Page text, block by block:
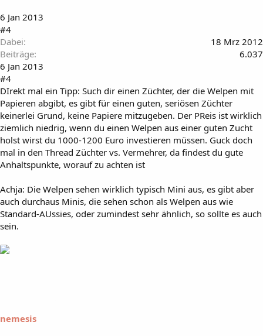
6 Jan 2013
#4
Dabei
18 Mrz 2012
Beiträge
6.037
6 Jan 2013
#4
DIrekt mal ein Tipp: Such dir einen Züchter, der die Welpen mit
Papieren abgibt, es gibt für einen guten, seriösen Züchter
keinerlei Grund, keine Papiere mitzugeben. Der PReis ist wirklich
ziemlich niedrig, wenn du einen Welpen aus einer guten Zucht
holst wirst du 1000-1200 Euro investieren müssen. Guck doch
mal in den Thread Züchter vs. Vermehrer, da findest du gute
Anhaltspunkte, worauf zu achten ist
Achja: Die Welpen sehen wirklich typisch Mini aus, es gibt aber
auch durchaus Minis, die sehen schon als Welpen aus wie
Standard-AUssies, oder zumindest sehr ähnlich, so sollte es auch
sein.
nemesis